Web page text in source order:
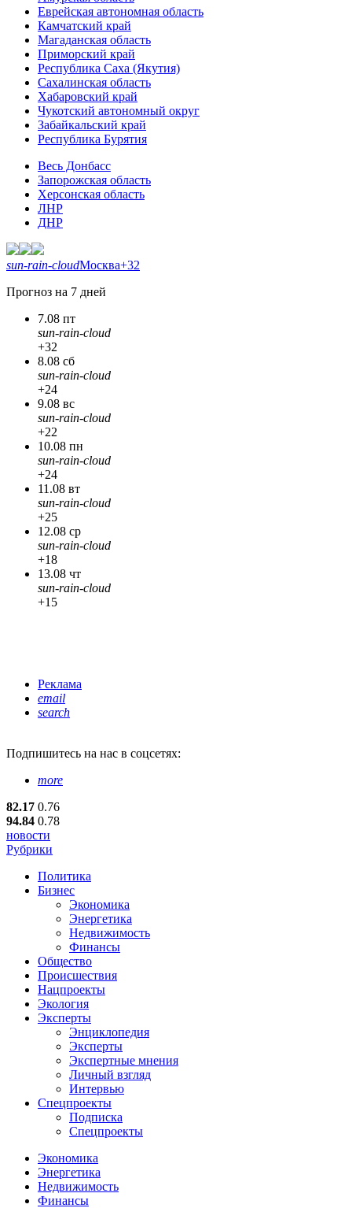
Еврейская автономная область
Камчатский край
Магаданская область
Приморский край
Республика Саха (Якутия)
Сахалинская область
Хабаровский край
Чукотский автономный округ
Забайкальский край
Республика Бурятия
Весь Донбасс
Запорожская область
Херсонская область
ЛНР
ДНР
sun-rain-cloudМосква+32
Прогноз на 7 дней
7.08 пт
sun-rain-cloud
+32
8.08 сб
sun-rain-cloud
+24
9.08 вс
sun-rain-cloud
+22
10.08 пн
sun-rain-cloud
+24
11.08 вт
sun-rain-cloud
+25
12.08 ср
sun-rain-cloud
+18
13.08 чт
sun-rain-cloud
+15
Реклама
email
search
Подпишитесь на нас в соцсетях:
more
82.17 0.76
94.84 0.78
новости
Рубрики
Политика
Бизнес
Экономика
Энергетика
Недвижимость
Финансы
Общество
Происшествия
Нацпроекты
Экология
Эксперты
Энциклопедия
Эксперты
Экспертные мнения
Личный взгляд
Интервью
Спецпроекты
Подписка
Спецпроекты
Экономика
Энергетика
Недвижимость
Финансы